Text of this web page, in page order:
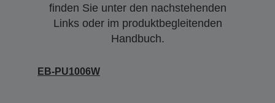
finden Sie unter den nachstehenden
Links oder im produktbegleitenden
Handbuch.
EB-PU1006W